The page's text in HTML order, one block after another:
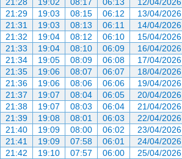
12/04/2026
06:13
08:17
19:02
21:28
13/04/2026
06:12
08:15
19:03
21:29
14/04/2026
06:11
08:13
19:03
21:31
15/04/2026
06:10
08:12
19:04
21:32
16/04/2026
06:09
08:10
19:04
21:33
17/04/2026
06:08
08:09
19:05
21:34
18/04/2026
06:07
08:07
19:06
21:35
19/04/2026
06:06
08:06
19:06
21:36
20/04/2026
06:05
08:04
19:07
21:37
21/04/2026
06:04
08:03
19:07
21:38
22/04/2026
06:03
08:01
19:08
21:39
23/04/2026
06:02
08:00
19:09
21:40
24/04/2026
06:01
07:58
19:09
21:41
25/04/2026
06:00
07:57
19:10
21:42